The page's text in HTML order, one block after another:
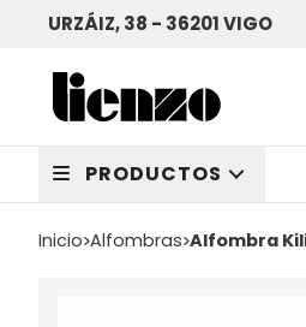
URZÁIZ, 38 - 36201 VIGO
PRODUCTOS
Inicio alfombras Alfombra